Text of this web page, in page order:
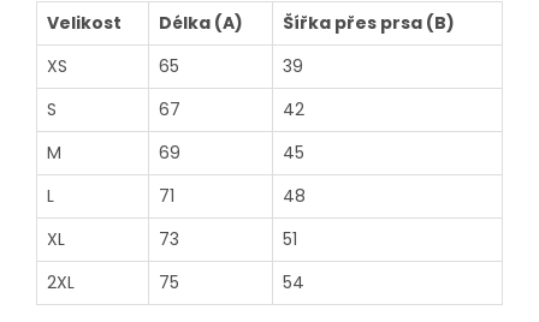
Velikost Délka (A)
Šířka přes prsa (B)
XS
65
39
S
67
42
M
69
45
L
71
48
XL
73
51
2XL
75 54